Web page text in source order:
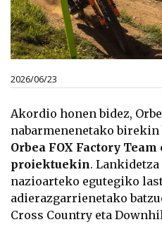
2026/06/23
Akordio honen bidez,
nabarmenenetako birekin
Orbea FOX Factory
proiektuekin.
nazioarteko egutegiko
adierazgarrienetako
Cross Country eta